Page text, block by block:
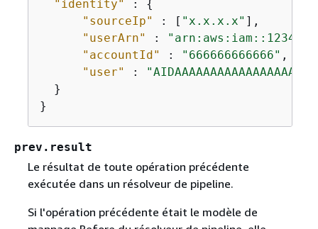
"identity" : {
"sourceIp"
: [ "x.x.x.x" ],
"userArn"
:
"accountId"
: "666666666666" ,
"user"
:
"AIDAAAAAAAAAAAAAAAAAA"
  }
}
prev.result
Le résultat de toute opération précédente
exécutée dans un résolveur de pipeline.
Si l'opération précédente était le modèle de